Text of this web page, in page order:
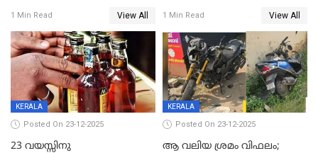
59 വർഷം തടവും 90,൦൦൦ രൂപ
പിഴയും ശിക്ഷ
1 Min Read View All
കണ്ടെത്താൻ ഇന്ന് കോർ
കമ്മിറ്റി കൂടിയില്ല';
അതൃപ്തിയുമായി ദീപ്തി മേരി
വർഗീസ്
1 Min Read View All
KERALA
Posted On 23-12-2025
23 വയസ്സിനു
KERALA
Posted On 23-12-2025
ആ വലിയ ശ്രമം വിഫലം;